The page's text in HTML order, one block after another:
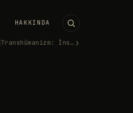
HAKKINDA
Transhümanizm: İnsanlığın Sın… ›